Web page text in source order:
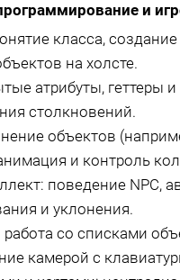
и
класса,
на холсте.
атрибуты, геттеры
столкновений.
объектов
и контроль
поведение NPC,
и уклонения.
со списками
камерой с